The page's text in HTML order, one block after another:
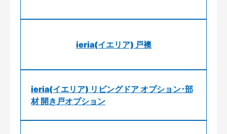
ieria(イエリア) 戸襖
ieria(イエリア) リビングドア オプション･部
材 開き戸オプション